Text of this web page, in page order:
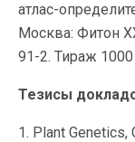
атлас-
Москва: Фитон
91-2. Тираж 1000
Тезисы
1. Plant Genetics,